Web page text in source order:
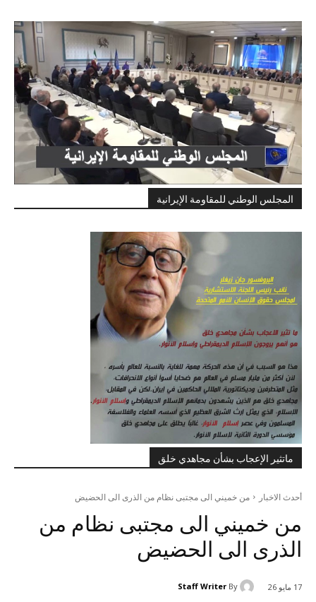
المجلس الوطني للمقاومة الإيرانية
ماتثير الإعجاب بشأن مجاهدي خلق
أحدث الاخبار من خميني الى مجتبى نظام من الذرى الى الحضيض
من خميني الى مجتبى نظام من
الذرى الى الحضيض
17 مايو 26 By
Staff Writer